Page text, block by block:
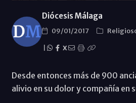
Diócesis Málaga
09/01/2017
X
Desde entonces más de 900
alivio en su dolor y compañía en